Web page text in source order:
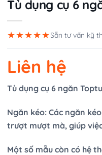
Tủ dụng cụ 6
★★★★★Sẵn tư vấn kỹ
Liên hệ
Tủ dụng cụ 6 ngăn
Ngăn kéo: Các ngăn
trượt mượt mà, giúp
Một số mẫu còn có hệ